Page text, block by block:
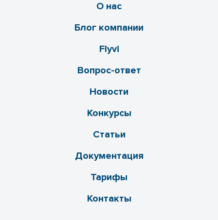
О нас
Блог компании
Flyvi
Вопрос-ответ
Новости
Конкурсы
Статьи
Документация
Тарифы
Контакты